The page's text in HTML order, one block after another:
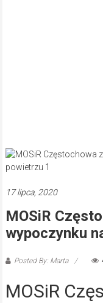
17 lipca, 2020
MOSiR
wypoczynku
Posted By: Marta
MOSiR